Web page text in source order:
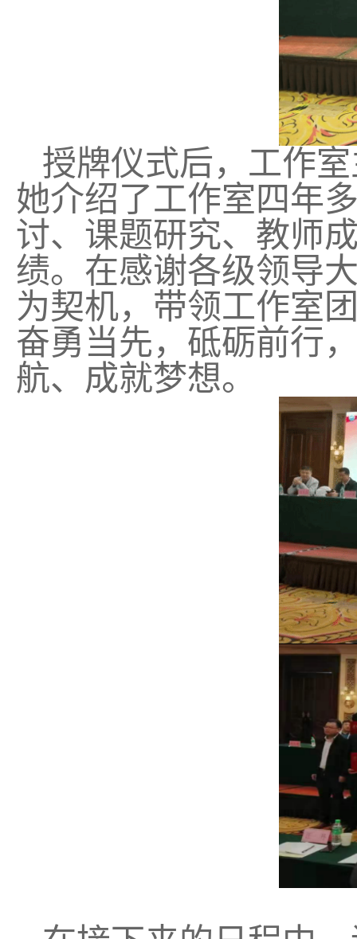
授牌仪式后，工作
她介绍了工作室四年
讨、课题研究、教师
绩。在感谢各级领导
为契机，带领工作室
奋勇当先，砥砺前行
航、成就梦想。